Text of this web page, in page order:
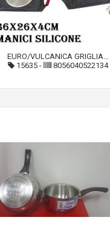
EURO/VULCANICA GRIGLIA...
15635- 8056040522134